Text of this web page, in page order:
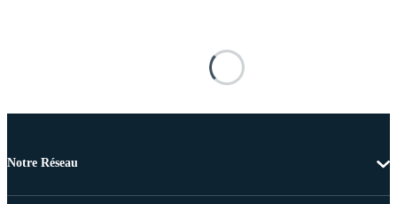
Notre Réseau